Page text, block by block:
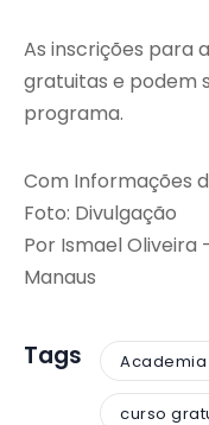
As inscrições para
gratuitas e podem
programa.
Com Informações
Foto: Divulgação
Por Ismael Oliveira
Manaus
Tags Academia
curso